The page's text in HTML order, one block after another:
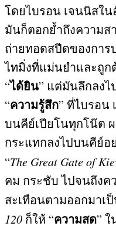
โดยไบรอน เจนนิสใ
มันก็ตอกย้ำถึงความส
ถ่ายทอดสปีดของการ
ไทมิ่งที่แม่นยำและถู
“ได้ยิน” แต่มันลึกลงไ
“ความรู้สึก” ที่ไบรอน
บนคีย์เปียโนทุกโน๊ต
กระแทกลงไปบนคีย์อ
“The Great Gate of
คม กระชับ ไปจนถึงค
สะเทือนตามออกมาเ
120 ก็ให้ “ความสด” ใ